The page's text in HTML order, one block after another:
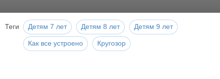
Теги Детям 7 лет Детям 8 лет Детям 9 лет
Как все устроено Кругозор